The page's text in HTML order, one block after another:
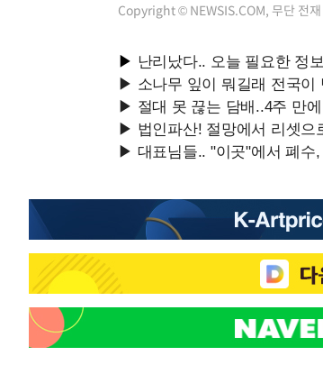
Copyright © NEWSIS.COM, 무단 전재